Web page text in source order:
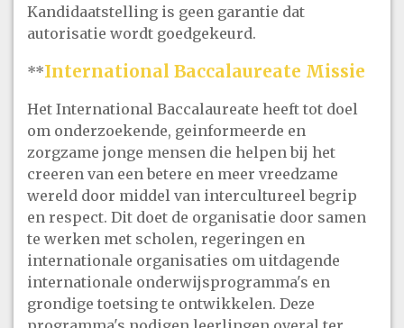
Kandidaatstelling is geen garantie dat
autorisatie wordt goedgekeurd.
**International Baccalaureate Missie
Het International Baccalaureate heeft tot doel
om onderzoekende, geinformeerde en
zorgzame jonge mensen die helpen bij het
creeren van een betere en meer vreedzame
wereld door middel van intercultureel begrip
en respect. Dit doet de organisatie door samen
te werken met scholen, regeringen en
internationale organisaties om uitdagende
internationale onderwijsprogramma's en
grondige toetsing te ontwikkelen. Deze